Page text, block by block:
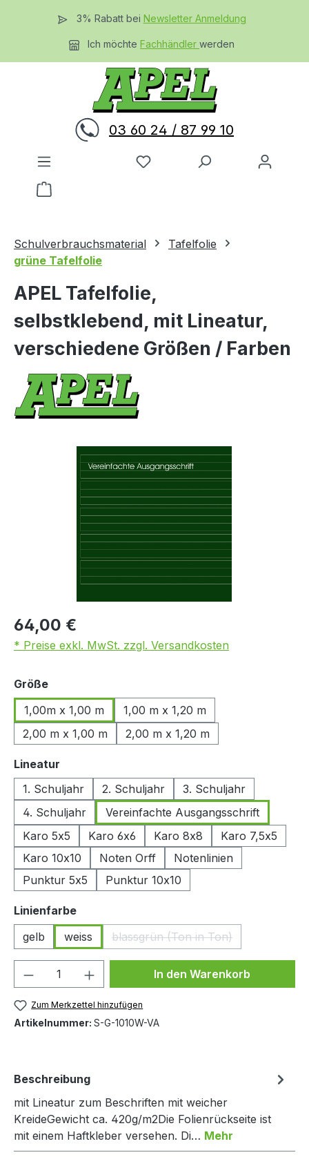
Zum Hauptinhalt springen
3% Rabatt bei Newsletter Anmeldung
Ich möchteFachhändlerwerden
03 60 24 / 87 99 10
Du hast 0 Produkte auf dem
Warenkorb enthält 0 Positionen. Der
Schulverbrauchsmaterial
Tafelfolie
grüne Tafelfolie
APEL Tafelfolie,
selbstklebend, mit Lineatur,
verschiedene Größen / Farben
Bildergalerie überspringen
64,00 €
* Preise exkl. MwSt. zzgl. Versandkosten
Größeauswählen
1,00m x 1,00 m
1,00 m x 1,20 m
2,00 m x 1,00 m
2,00 m x 1,20 m
Lineatur
1. Schuljahr
2. Schuljahr
3. Schuljahr
4. Schuljahr
Vereinfachte Ausgangsschrift
Karo 5x5
Karo 6x6 Karo 8x8
Karo 7,5x5
Karo 10x10
Noten Orff
Notenlinien
Punktur 5x5
Punktur 10x10
Linienfarbeauswählen
gelb
weiss blassgrün (Ton in Ton)
(Diese Option ist zurzeit
Produkt Anzahl: Gib denIn den Warenkorb
Zum Merkzettel hinzufügen
Artikelnummer: S-G-1010W-VA
Beschreibung
mit Lineatur zum Beschriften mit weicher
KreideGewicht ca. 420g/m2Die Folienrückseite ist
mit einem Haftkleber versehen. Di… Mehr